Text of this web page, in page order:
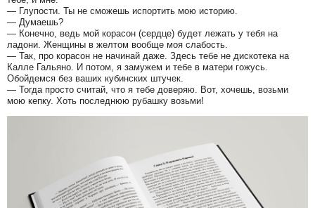
— Глупости. Ты не сможешь испортить мою историю.
— Думаешь?
— Конечно, ведь мой корасон (сердце) будет лежать у тебя на
ладони. Женщины в желтом вообще моя слабость.
— Так, про корасон не начинай даже. Здесь тебе не дискотека на
Калле Гальяно. И потом, я замужем и тебе в матери гожусь.
Обойдемся без ваших кубинских штучек.
— Тогда просто считай, что я тебе доверяю. Вот, хочешь, возьми
мою кепку. Хоть последнюю рубашку возьми!